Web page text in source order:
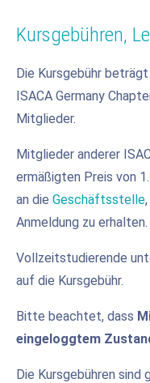
Kursgebühren,
Die Kursgebühr
ISACA Germany
Mitglieder.
Mitglieder anderer
ermäßigten Preis von
an die Geschäftsstelle
Anmeldung zu erhalten.
Vollzeitstudierende
auf die Kursgebühr.
Bitte beachtet, dass
eingeloggtem
Die Kursgebühren sind